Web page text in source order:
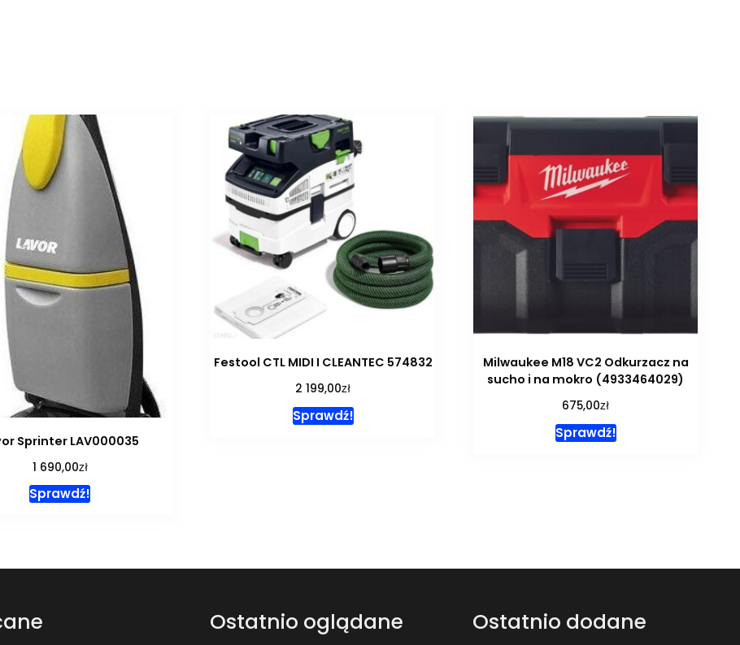
Sprinter LAV000035
1 690,00zł
Sprawdź!
Festool CTL MIDI I CLEANTEC 574832
2 199,00zł
Sprawdź!
Milwaukee M18 VC2 Odkurzacz na
sucho i na mokro (4933464029)
675,00zł
Sprawdź!
Ostatnio oglądane Ostatnio dodane